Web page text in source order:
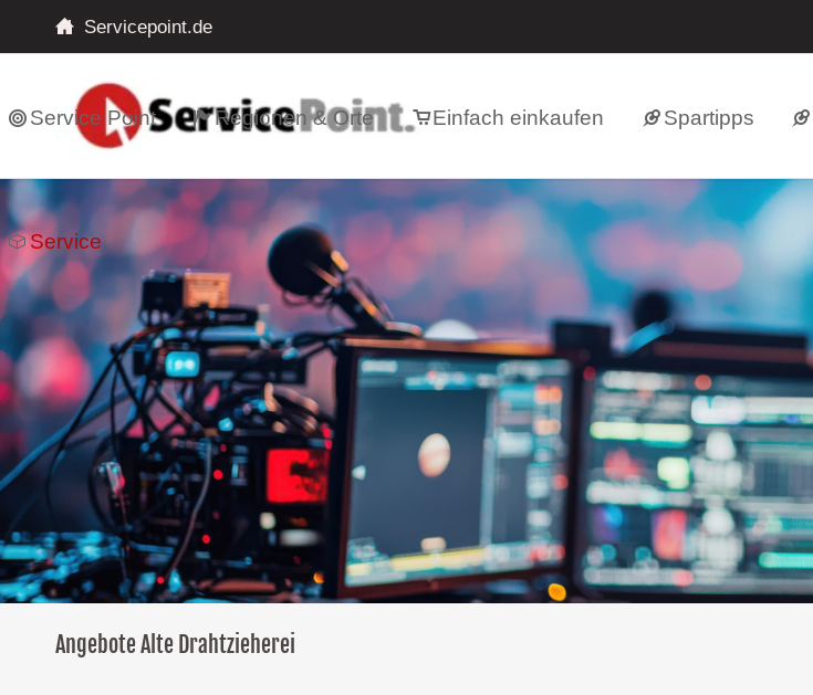
Servicepoint.de
Service Point Regionen & Orte Einfach einkaufen Spartipps
Service
Angebote Alte Drahtzieherei